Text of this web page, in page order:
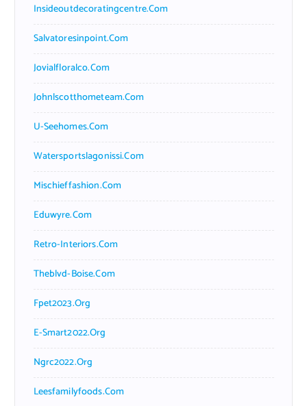
Insideoutdecoratingcentre.com
Salvatoresinpoint.com
Jovialfloralco.com
Johnlscotthometeam.com
U-Seehomes.com
Watersportslagonissi.com
Mischieffashion.com
Eduwyre.com
Retro-Interiors.com
Theblvd-Boise.com
Fpet2023.org
E-Smart2022.org
Ngrc2022.org
Leesfamilyfoods.com